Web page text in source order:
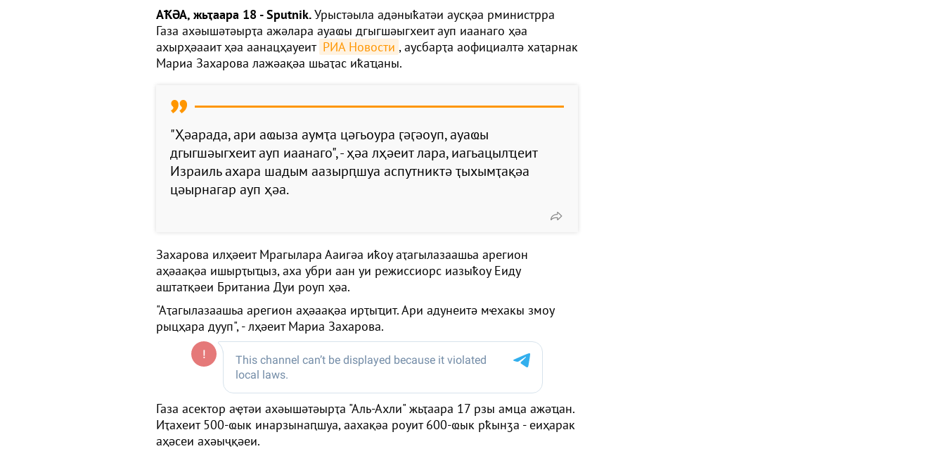
АҞӘА, жьҭаара 18 - Sputnik.Урыстәыла адәныҟатәи аусқәа рминистрра
Газа ахәышәтәырҭа ажәлара ауаҩы дгыгшәыгхеит ауп иаанаго ҳәа
ахырҳәааит ҳәа аанацҳауеит РИА Новости , аусбарҭа аофициалтә хаҭарнак
Мариа Захарова лажәақәа шьаҭас иҟаҵаны.
"Ҳәарада, ари аҩыза аумҭа цәгьоура ӷәӷәоуп, ауаҩы
дгыгшәыгхеит ауп иаанаго", - ҳәа лҳәеит лара, иагьацылҵеит
Израиль ахара шадым аазырԥшуа аспутниктә ҭыхымҭақәа
цәырнагар ауп ҳәа.
Захарова илҳәеит Мрагылара Ааигәа иҟоу аҭагылазаашьа арегион
аҳәаақәа ишырҭыҵыз, аха убри аан уи режиссиорс иазыҟоу Еиду
аштатқәеи Британиа Дуи роуп ҳәа.
"Аҭагылазаашьа арегион аҳәаақәа ирҭыҵит. Ари адунеитә мҽхакы змоу
рыцҳара дууп", - лҳәеит Мариа Захарова.
Газа асектор аҿтәи ахәышәтәырҭа "Аль-Ахли" жьҭаара 17 рзы амца ажәҵан.
Иҭахеит 500-ҩык инарзынаԥшуа, аахақәа роуит 600-ҩык рҟынӡа - еиҳарак
аҳәсеи ахәыҷқәеи.